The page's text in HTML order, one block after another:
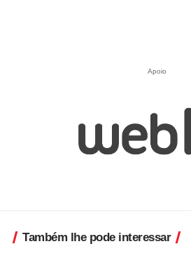
Apoio
Também lhe pode interessar